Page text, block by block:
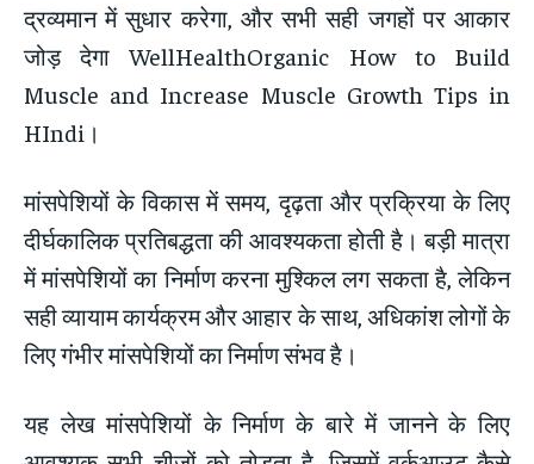
द्रव्यमान में सुधार करेगा, और सभी सही जगहों पर आकार
जोड़ देगा WellHealthOrganic How to Build
Muscle and Increase Muscle Growth Tips in
HIndi।
मांसपेशियों के विकास में समय, दृढ़ता और प्रक्रिया के लिए
दीर्घकालिक प्रतिबद्धता की आवश्यकता होती है। बड़ी मात्रा
में मांसपेशियों का निर्माण करना मुश्किल लग सकता है, लेकिन
सही व्यायाम कार्यक्रम और आहार के साथ, अधिकांश लोगों के
लिए गंभीर मांसपेशियों का निर्माण संभव है।
यह लेख मांसपेशियों के निर्माण के बारे में जानने के लिए